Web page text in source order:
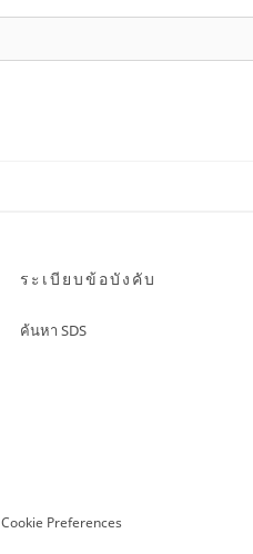
ระเบียบข้อบังคับ
ค้นหา SDS
Cookie Preferences